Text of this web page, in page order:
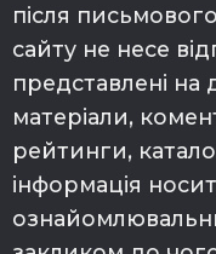
після
сайту не несе
представлені на
матеріали,
рейтинги,
інформація